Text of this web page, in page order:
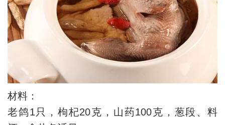
材料：
老鸽1只，枸杞20克，山药100克，葱段、料